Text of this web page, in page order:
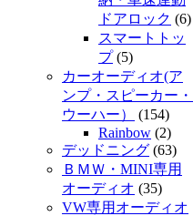
ドアロック (6)
スマートトッ
プ(5)
カーオーディオ(ア
ンプ・スピーカー・
ウーハー）
(154)
Rainbow (2)
デッドニング (63)
ＢＭＷ・MINI専用
オーディオ (35)
VW専用オーディオ